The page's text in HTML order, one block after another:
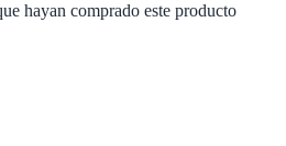
hayan comprado este producto